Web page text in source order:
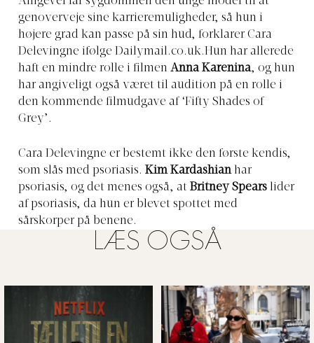
genoverveje sine karrieremuligheder, så hun i
højere grad kan passe på sin hud, forklarer Cara
Delevingne ifølge Dailymail.co.uk.Hun har allerede
haft en mindre rolle i filmen Anna Karenina, og hun
har angiveligt også været til audition på en rolle i
den kommende filmudgave af ‘Fifty Shades of
Grey’.
Cara Delevingne er bestemt ikke den første kendis,
som slås med psoriasis. Kim Kardashianhar
psoriasis, og det menes også, at Britney Spears lider
af psoriasis, da hun er blevet spottet med
sårskorper på benene.
LÆS OGSÅ